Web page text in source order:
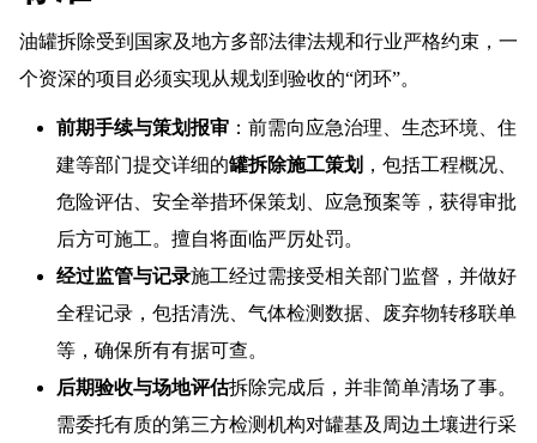
油罐拆除受到国家及地方多部法律法规和行业严格约束，一
个资深的项目必须实现从规划到验收的“闭环”。
前期手续与策划报审 ：前需向应急治理、生态环境、住
建等部门提交详细的罐拆除施工策划 ，包括工程概况、
危险评估、安全举措环保策划、应急预案等，获得审批
后方可施工。擅自将面临严厉处罚。
经过监管与记录施工经过需接受相关部门监督，并做好
全程记录，包括清洗、气体检测数据、废弃物转移联单
等，确保所有有据可查。
后期验收与场地评估拆除完成后，并非简单清场了事。
需委托有质的第三方检测机构对罐基及周边土壤进行采